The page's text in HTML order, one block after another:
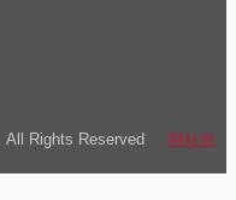
. All Rights Reserved
网站地